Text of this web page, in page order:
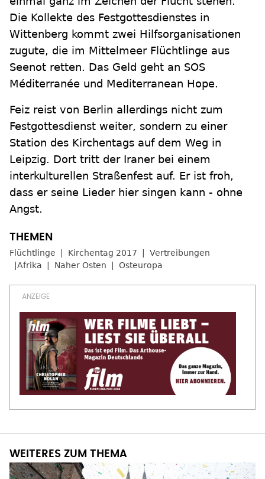
Die Kollekte des Festgottesdienstes in
Wittenberg kommt zwei Hilfsorganisationen
zugute, die im Mittelmeer Flüchtlinge aus
Seenot retten. Das Geld geht an SOS
Méditerranée und Mediterranean Hope.
Feiz reist von Berlin allerdings nicht zum
Festgottesdienst weiter, sondern zu einer
Station des Kirchentags auf dem Weg in
Leipzig. Dort tritt der Iraner bei einem
interkulturellen Straßenfest auf. Er ist froh,
dass er seine Lieder hier singen kann - ohne
Angst.
Flüchtlinge Kirchentag 2017
Vertreibungen
Afrika
Naher Osten Osteuropa